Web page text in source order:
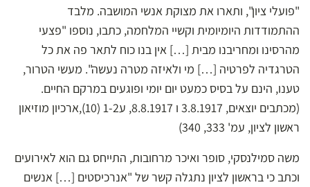
"פועלי ציון", ותארו את מצוקת אנשי המושבה. מלבד
ההתמודדות היומיומית וקשיי המלחמה, כתבו, נוספו "פצעי
מהרסינו ומחריבנו מבית […] אין בנו כוח לתאר פה את כל
הטרגדיה לפרטיה […] מי ולאיזה מטרה נעשה". מעשי הטרור,
טענו, הינם על בסיס כמעט יום יומי ופוגעים במרקם החיים.
(מכתבים יוצאים, 3.8.1917 ו 8.8.1917, ע1-2 (10),ארכיון מוזיאון
ראשון לציון, עמ' 333, 340)
משה סמילנסקי, סופר ואיכר מרחובות, התייחס גם הוא לאירועים
וכתב כי בראשון לציון נתגלה קשר של "אנרכיסטים […] אנשים